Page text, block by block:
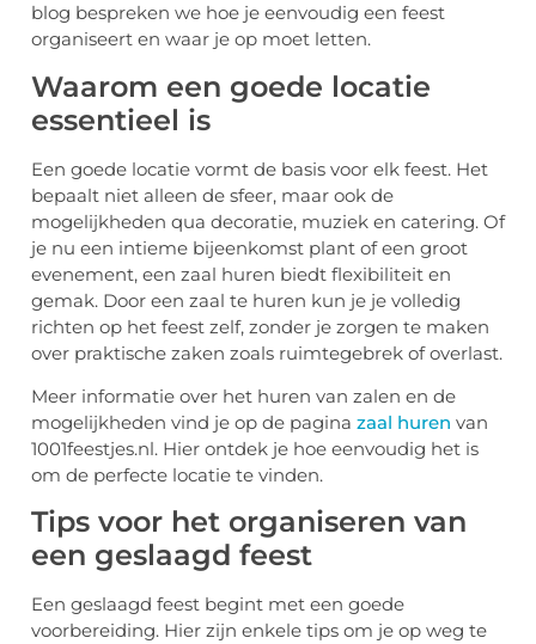
blog bespreken we hoe je eenvoudig een feest
organiseert en waar je op moet letten.
Waarom een goede locatie
essentieel is
Een goede locatie vormt de basis voor elk feest. Het
bepaalt niet alleen de sfeer, maar ook de
mogelijkheden qua decoratie, muziek en catering. Of
je nu een intieme bijeenkomst plant of een groot
evenement, een zaal huren biedt flexibiliteit en
gemak. Door een zaal te huren kun je je volledig
richten op het feest zelf, zonder je zorgen te maken
over praktische zaken zoals ruimtegebrek of overlast.
Meer informatie over het huren van zalen en de
mogelijkheden vind je op de pagina zaal huren van
1001feestjes.nl. Hier ontdek je hoe eenvoudig het is
om de perfecte locatie te vinden.
Tips voor het organiseren van
een geslaagd feest
Een geslaagd feest begint met een goede
voorbereiding. Hier zijn enkele tips om je op weg te